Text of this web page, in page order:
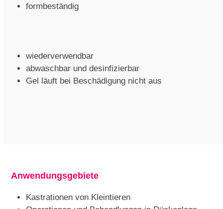
formbeständig
wiederverwendbar
abwaschbar und desinfizierbar
Gel läuft bei Beschädigung nicht aus
Anwendungsgebiete
Kastrationen von Kleintieren